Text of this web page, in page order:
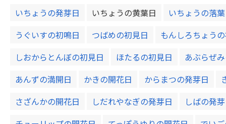
いちょうの発芽日
いちょうの黄葉日
いちょうの落
うぐいすの初鳴日
つばめの初見日
もんしろちょう
しおからとんぼの初見日
ほたるの初見日
あぶらぜ
あんずの満開日
かきの開花日 からまつの発芽日
さざんかの開花日
しだれやなぎの発芽日
しばの発